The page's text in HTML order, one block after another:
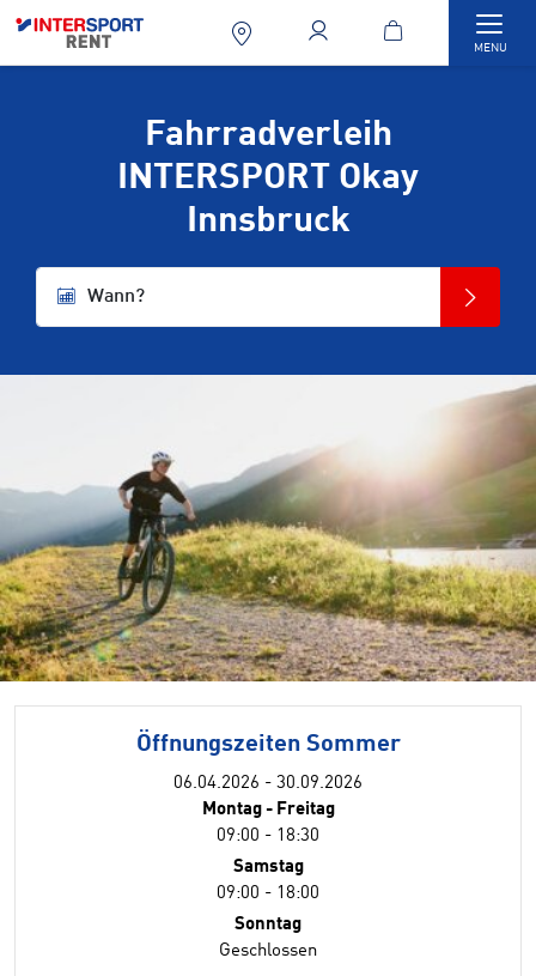
MENU
Fahrradverleih
INTERSPORT Okay
Innsbruck
Wann?
Öffnungszeiten Sommer
06.04.2026 - 30.09.2026
Montag - Freitag
09:00 - 18:30
Samstag
09:00 - 18:00
Sonntag
Geschlossen